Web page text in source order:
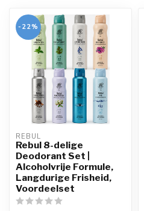
-22%
REBUL
Rebul 8-delige
Deodorant Set |
Alcoholvrije Formule,
Langdurige Frisheid,
Voordeelset